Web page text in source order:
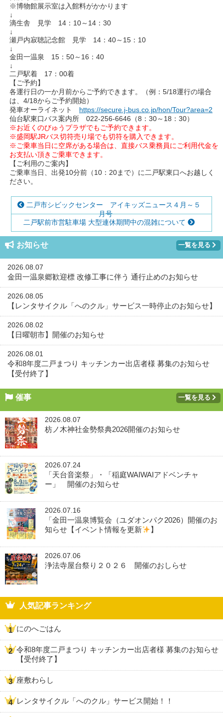
※博物館展示室は入館料がかかります
↓
滴生舎 見学 14：10～14：30
↓
瀬戸内寂聴記念館 見学 14：40～15：10
↓
金田一温泉 15：50～16：40
↓
二戸駅着 17：00着
【ご予約】
各運行日の一か月前からご予約できます。（例：5/18運行の場合
は、4/18からご予約開始）
発車オーライネット https://secure.j-bus.co.jp/hon/Tour?area=2
仙台駅東口バス案内所 022-256-6646（8：30～18：30）
※お近くのびゅうプラザでもご予約できます。
※盛岡駅JRバス切符売り場でも切符を購入できます。
※ご乗車当日に空席がある場合は、直接バス乗務員にご利用代金を
お支払い頂きご乗車できます。
【ご利用のご案内】
ご乗車当日、出発10分前（10：20まで）に二戸駅東口へお越しく
ださい。
二戸市シビックセンター アイキッズニュース４月～５
月号
二戸駅前市営駐車場 大型連休期間中の混雑について
お知らせ 一覧を見る
2026.08.07
金田一温泉郷歓迎標 改修工事に伴う 通行止めのお知らせ
2026.08.05
【レンタサイクル「へのクル」サービス一時停止のお知らせ】
2026.08.02
【日曜朝市】開催のお知らせ
2026.08.01
令和8年度二戸まつり キッチンカー出店者様 募集のお知らせ
【受付終了】
催事 一覧を見る
2026.08.07
枋ノ木神社金勢祭典2026開催のお知らせ
2026.07.24
「天台音楽祭」・「稲庭WAIWAIアドベンチャ
ー」 開催のお知らせ
2026.07.16
「金田一温泉博覧会（ユダオンパク2026）開催のお
知らせ【イベント情報を更新
】
2026.07.06
浄法寺屋台祭り２０２６ 開催のおしらせ
人気記事ランキング
にのへごはん
令和8年度二戸まつり キッチンカー出店者様 募集のお知らせ
【受付終了】
座敷わらし
レンタサイクル「へのクル」サービス開始！！